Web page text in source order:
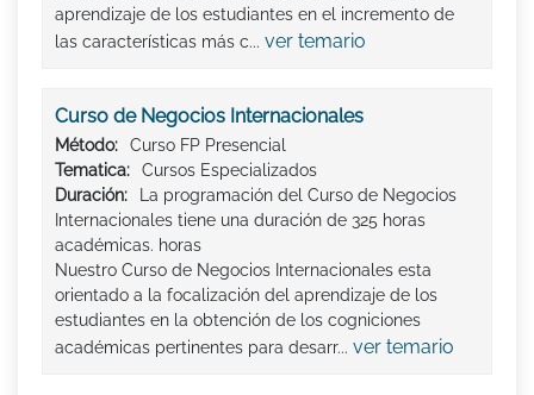
aprendizaje de los estudiantes en el incremento de
las características más c... ver temario
Curso de Negocios Internacionales
Método:
Curso FP Presencial
Tematica:
Cursos Especializados
Duración:
La programación del Curso de Negocios
Internacionales tiene una duración de 325 horas
académicas. horas
Nuestro Curso de Negocios Internacionales esta
orientado a la focalización del aprendizaje de los
estudiantes en la obtención de los cogniciones
académicas pertinentes para desarr... ver temario